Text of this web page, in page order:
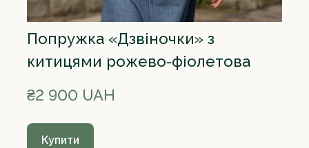
Попружка «Дзвіночки» з
китицями рожево-фіолетова
₴2 900 UAH
Купити